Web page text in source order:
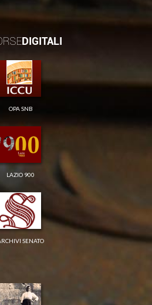
DIGITALI
OPA SNB
LAZIO 900
SENATO